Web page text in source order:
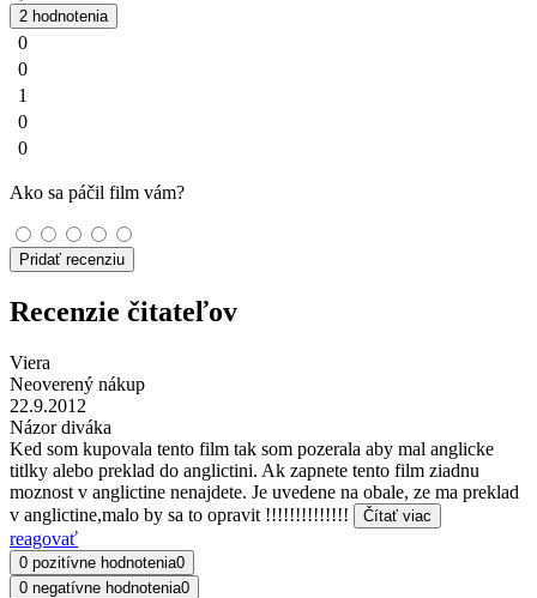
2 hodnotenia
0
0
1
0
0
Ako sa páčil film vám?
Pridať recenziu
Recenzie čitateľov
Viera
Neoverený nákup
22.9.2012
Názor diváka
Ked som kupovala tento film tak som pozerala aby mal anglicke
titlky alebo preklad do anglictini. Ak zapnete tento film ziadnu
moznost v anglictine nenajdete. Je uvedene na obale, ze ma preklad
v anglictine,malo by sa to opravit !!!!!!!!!!!!!!
Čítať viac
reagovať
0 pozitívne hodnotenia0
0 negatívne hodnotenia0